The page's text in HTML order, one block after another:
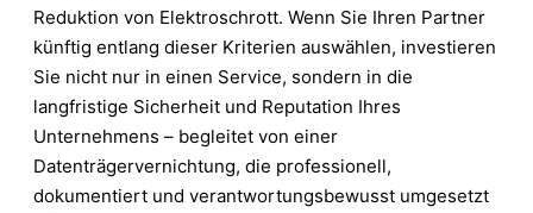
Reduktion von Elektroschrott. Wenn Sie Ihren Partner
künftig entlang dieser Kriterien auswählen, investieren
Sie nicht nur in einen Service, sondern in die
langfristige Sicherheit und Reputation Ihres
Unternehmens – begleitet von einer
Datenträgervernichtung, die professionell,
dokumentiert und verantwortungsbewusst umgesetzt